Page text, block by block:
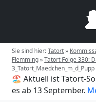
Sie sind hier:Tatort»
Flemming»Tatort Folge 330:
3_Tatort_Maedchen_m_d_Pupp
🏖️ Aktuell ist Tatort-
es ab 13 September.